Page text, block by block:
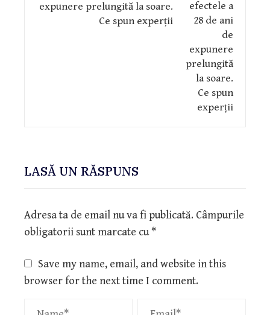
expunere prelungită la soare.
Ce spun experții
LASĂ UN RĂSPUNS
Adresa ta de email nu va fi publicată. Câmpurile
obligatorii sunt marcate cu*
Save my name, email, and website in this
browser for the next time I comment.